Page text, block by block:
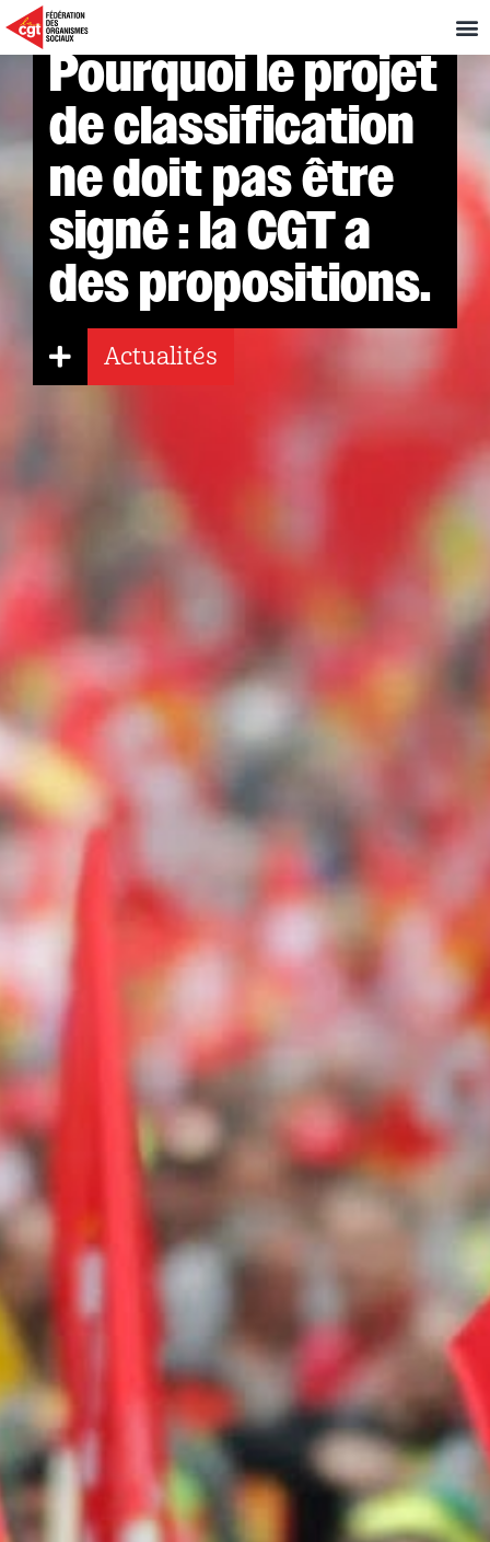
Pourquoi le projet
de classification
ne doit pas être
signé : la CGT a
des propositions.
Actualités